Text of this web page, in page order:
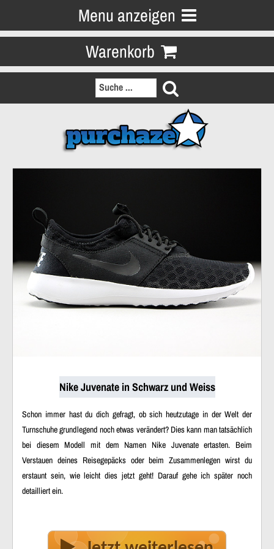
Menu anzeigen
Warenkorb
Nike Juvenate in Schwarz und Weiss
Schon immer hast du dich gefragt, ob sich heutzutage in der Welt der
Turnschuhe grundlegend noch etwas verändert? Dies kann man tatsächlich
bei diesem Modell mit dem Namen Nike Juvenate ertasten. Beim
Verstauen deines Reisegepäcks oder beim Zusammenlegen wirst du
erstaunt sein, wie leicht dies jetzt geht! Darauf gehe ich später noch
detailliert ein.